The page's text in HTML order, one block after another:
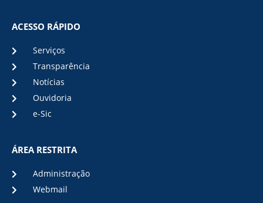
ACESSO RÁPIDO
Serviços
Transparência
Notícias
Ouvidoria
e-Sic
ÁREA RESTRITA
Administração
Webmail